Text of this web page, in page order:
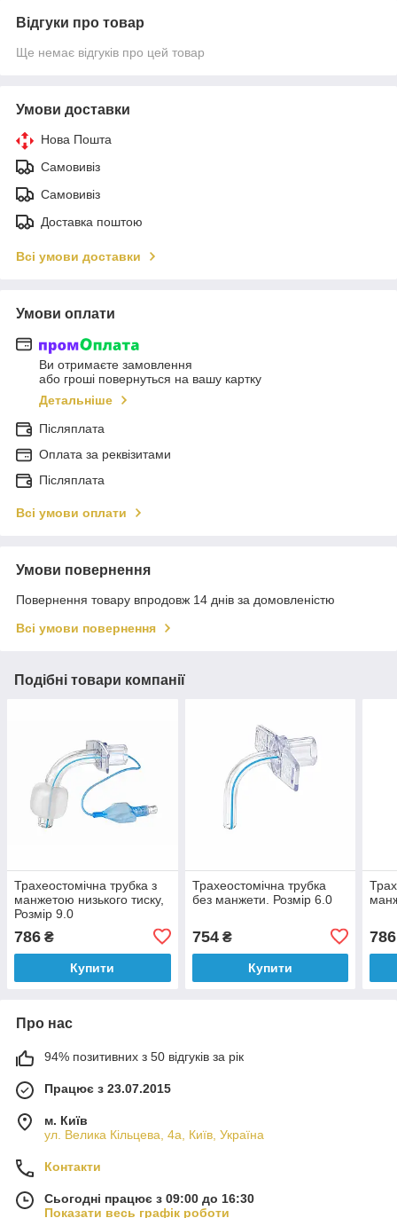
Відгуки про товар
Ще немає відгуків про цей товар
Умови доставки
Нова Пошта
Самовивіз
Самовивіз
Доставка поштою
Всі умови доставки
Умови оплати
Ви отримаєте замовлення
або гроші повернуться на вашу картку
Детальніше
Післяплата
Оплата за реквізитами
Післяплата
Всі умови оплати
Умови повернення
Повернення товару впродовж 14 днів за домовленістю
Всі умови повернення
Подібні товари компанії
Трахеостомічна трубка з
манжетою низького тиску,
Розмір 9.0
786 ₴
Купити
Трахеостомічна трубка
без манжети. Розмір 6.0
754₴
Купити
786
Про нас
94% позитивних з 50 відгуків за рік
Працює з 23.07.2015
м. Київ
ул. Велика Кільцева, 4а, Київ, Україна
Контакти
Сьогодні працює з 09:00 до 16:30
Показати весь графік роботи